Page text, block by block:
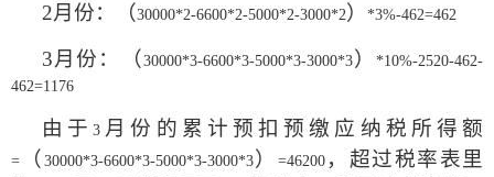
2月份：（30000*2-6600*2-5000*2-3000*2） *3%-462=462
3月份：（ 30000*3-6600*3-5000*3-3000*3）*10%-2520-462-
462=1176
由于3 月份的累计预扣预缴应纳税所得额
= （ 30000*3-6600*3-5000*3-3000*3） =46200，超过税率表里